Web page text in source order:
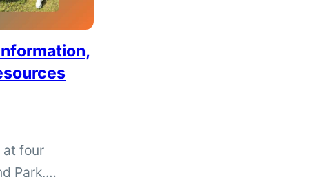
at four
Park,